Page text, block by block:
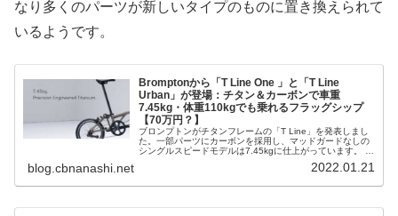
なり多くのパーツが新しいタイプのものに置き換えられて
いるようです。
Bromptonから「T Line One 」と「T Line
Urban」が登場：チタン＆カーボンで車重
7.45kg・体重110kgでも乗れるフラッグシップ
【70万円？】
ブロンプトンがチタンフレームの「T Line」を発表しまし
た。一部パーツにカーボンを採用し、マッドガードなしの
シングルスピードモデルは7.45kgに仕上がっています。 こ
blog.cbnanashi.net 2022.01.21